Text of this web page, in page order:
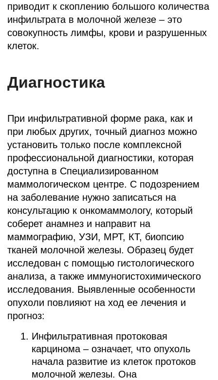
приводит к скоплению большого количества
инфильтрата в молочной железе – это
совокупность лимфы, крови и разрушенных
клеток.
Диагностика
При инфильтративной форме рака, как и
при любых других, точный диагноз можно
установить только после комплексной
профессиональной диагностики, которая
доступна в Специализированном
маммологическом центре. С подозрением
на заболевание нужно записаться на
консультацию к онкомаммологу, который
соберет анамнез и направит на
маммографию, УЗИ, МРТ, КТ, биопсию
тканей молочной железы. Образец будет
исследован с помощью гистологического
анализа, а также иммуногистохимического
исследования. Выявленные особенности
опухоли повлияют на ход ее лечения и
прогноз:
Инфильтративная протоковая
карцинома – означает, что опухоль
начала развитие из клеток протоков
молочной железы. Она